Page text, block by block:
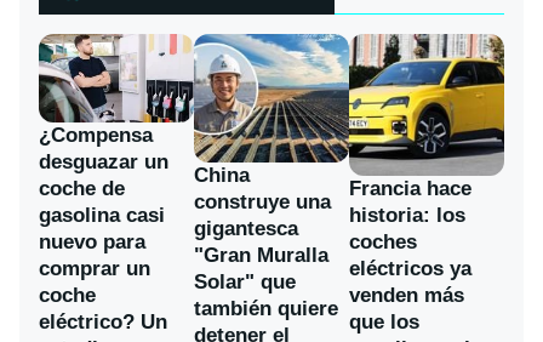
¿Compensa
desguazar un
coche de
gasolina casi
nuevo para
comprar un
coche
eléctrico? Un
China
construye una
gigantesca
"Gran Muralla
Solar" que
también quiere
detener el
Francia hace
historia: los
coches
eléctricos ya
venden más
que los